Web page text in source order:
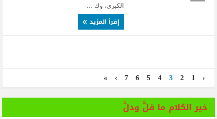
الكبرى، وك ...
إقرأ المزيد
‹
1
2
3
4
5
6
7
›
»
خير الكلام ما قلَّ ودلَّ